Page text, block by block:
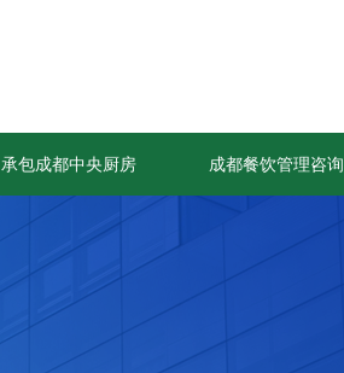
承包成都中央厨房 成都餐饮管理咨询